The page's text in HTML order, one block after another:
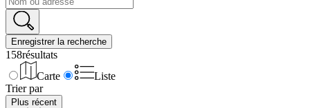
Enregistrer la recherche
158résultats
Carte
Liste
Trier par
Plus récent